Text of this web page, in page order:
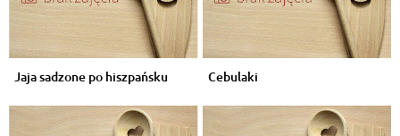
Jaja sadzone po hiszpańsku Cebulaki